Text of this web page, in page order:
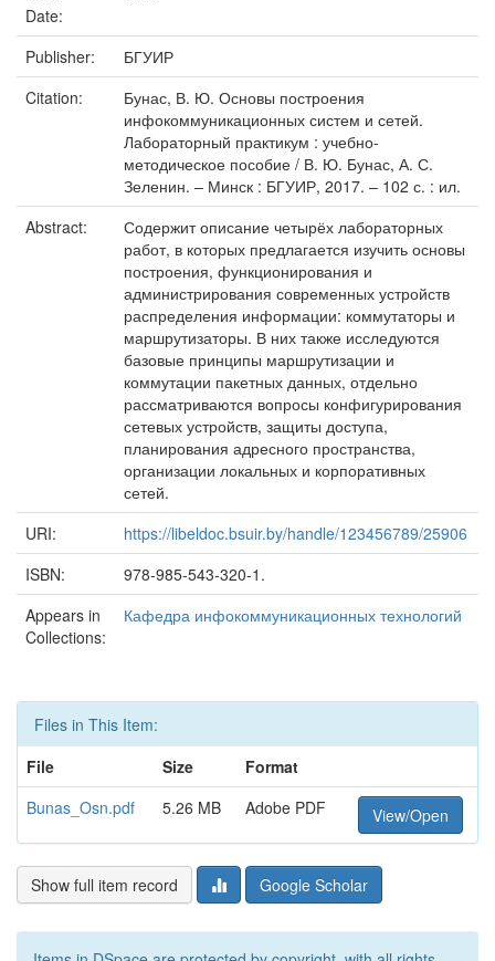
Date:
Publisher:
БГУИР
Citation:
Бунас, В. Ю. Основы построения
инфокоммуникационных систем и сетей.
Лабораторный практикум : учебно-
методическое пособие / В. Ю. Бунас, А. С.
Зеленин. – Минск : БГУИР, 2017. – 102 с. : ил.
Abstract:
Содержит описание четырёх лабораторных
работ, в которых предлагается изучить основы
построения, функционирования и
администрирования современных устройств
распределения информации: коммутаторы и
маршрутизаторы. В них также исследуются
базовые принципы маршрутизации и
коммутации пакетных данных, отдельно
рассматриваются вопросы конфигурирования
сетевых устройств, защиты доступа,
планирования адресного пространства,
организации локальных и корпоративных
сетей.
URI:
https://libeldoc.bsuir.by/handle/123456789/25906
ISBN:
978-985-543-320-1.
Appears in
Collections:
Кафедра инфокоммуникационных технологий
Files in This Item:
File
Size
Format
Bunas_Osn.pdf
5.26 MB Adobe PDF View/Open
Show full item record Google Scholar